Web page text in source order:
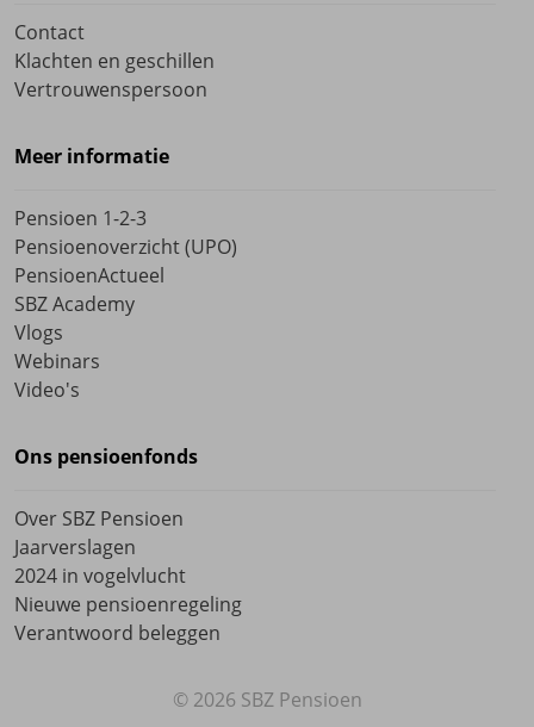
Contact
Klachten en geschillen
Vertrouwenspersoon
Meer informatie
Pensioen 1-2-3
Pensioenoverzicht (UPO)
PensioenActueel
SBZ Academy
Vlogs
Webinars
Video's
Ons pensioenfonds
Over SBZ Pensioen
Jaarverslagen
2024 in vogelvlucht
Nieuwe pensioenregeling
Verantwoord beleggen
© 2026 SBZ Pensioen